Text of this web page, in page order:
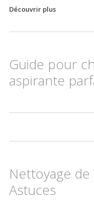
Découvrir plus
Guide pour
aspirante
Nettoyage
Astuces